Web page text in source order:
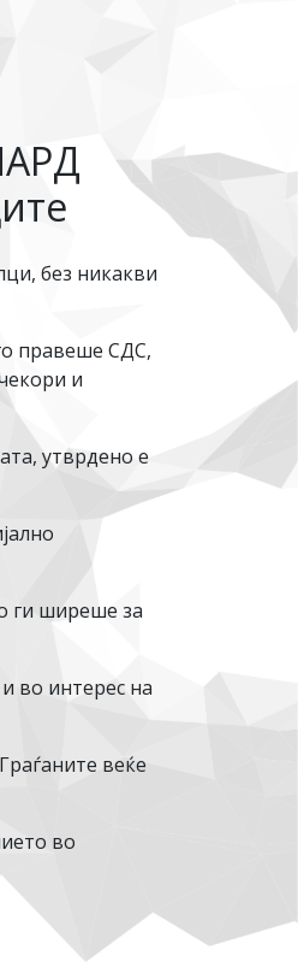
без никакви
правеше СДС,
и
утврдено е
ги ширеше за
во интерес на
веќе
во